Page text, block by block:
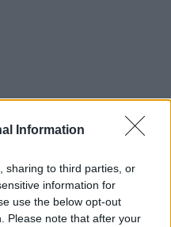
Information
sharing to third parties, or
information for
use the below opt-out
Please note that after your